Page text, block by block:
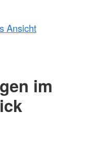
Ansicht
im